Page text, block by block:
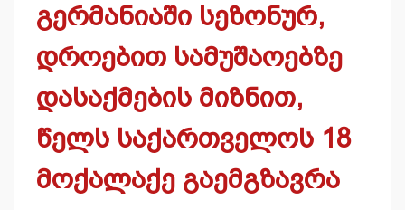
გერმანიაში სეზონურ,
დროებით სამუშაოებზე
დასაქმების მიზნით,
წელს საქართველოს 18
მოქალაქე გაემგზავრა